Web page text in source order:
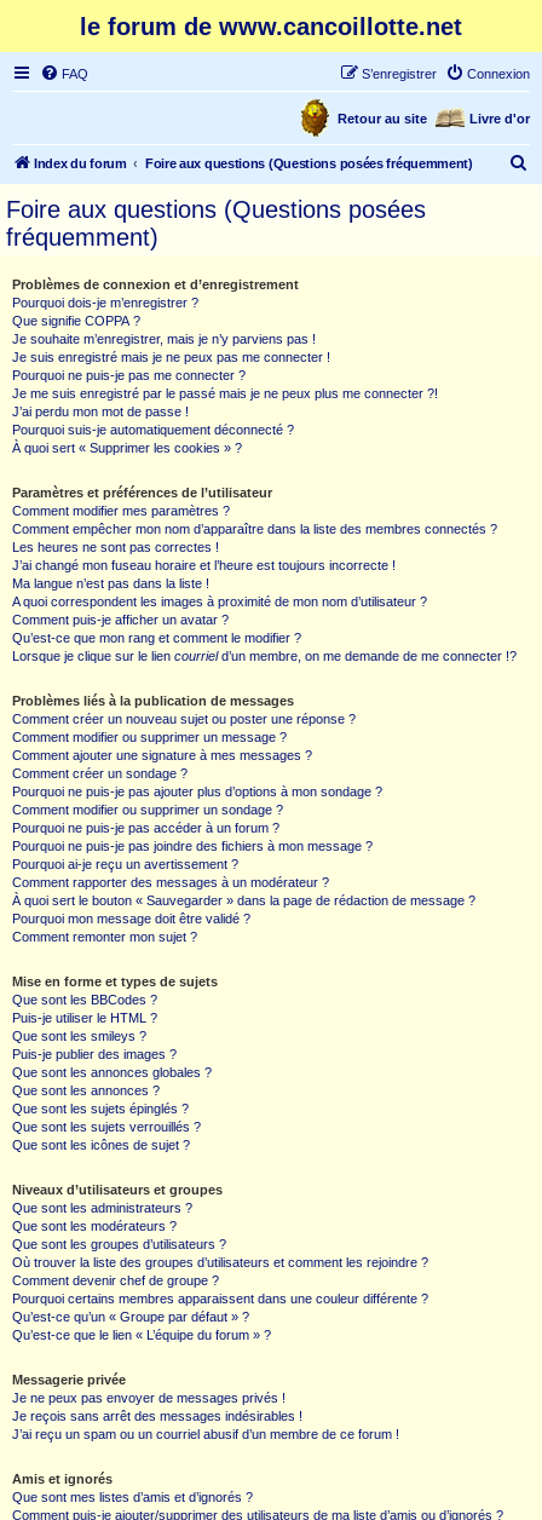
le forum de www.cancoillotte.net
FAQ Connexion
S’enregistrer
Livre d'or
Retour au site
Index du forum Foire aux questions (Questions posées fréquemment)
Foire aux questions (Questions posées
fréquemment)
Problèmes de connexion et d’enregistrement
Pourquoi dois-je m’enregistrer ?
Que signifie COPPA ?
Je souhaite m’enregistrer, mais je n’y parviens pas !
Je suis enregistré mais je ne peux pas me connecter !
Pourquoi ne puis-je pas me connecter ?
Je me suis enregistré par le passé mais je ne peux plus me connecter ?!
J’ai perdu mon mot de passe !
Pourquoi suis-je automatiquement déconnecté ?
À quoi sert « Supprimer les cookies » ?
Paramètres et préférences de l’utilisateur
Comment modifier mes paramètres ?
Comment empêcher mon nom d’apparaître dans la liste des membres connectés ?
Les heures ne sont pas correctes !
J’ai changé mon fuseau horaire et l’heure est toujours incorrecte !
Ma langue n’est pas dans la liste !
A quoi correspondent les images à proximité de mon nom d’utilisateur ?
Comment puis-je afficher un avatar ?
Qu’est-ce que mon rang et comment le modifier ?
Lorsque je clique sur le lien courrield’un membre, on me demande de me connecter !?
Problèmes liés à la publication de messages
Comment créer un nouveau sujet ou poster une réponse ?
Comment modifier ou supprimer un message ?
Comment ajouter une signature à mes messages ?
Comment créer un sondage ?
Pourquoi ne puis-je pas ajouter plus d’options à mon sondage ?
Comment modifier ou supprimer un sondage ?
Pourquoi ne puis-je pas accéder à un forum ?
Pourquoi ne puis-je pas joindre des fichiers à mon message ?
Pourquoi ai-je reçu un avertissement ?
Comment rapporter des messages à un modérateur ?
À quoi sert le bouton « Sauvegarder » dans la page de rédaction de message ?
Pourquoi mon message doit être validé ?
Comment remonter mon sujet ?
Mise en forme et types de sujets
Que sont les BBCodes ?
Puis-je utiliser le HTML ?
Que sont les smileys ?
Puis-je publier des images ?
Que sont les annonces globales ?
Que sont les annonces ?
Que sont les sujets épinglés ?
Que sont les sujets verrouillés ?
Que sont les icônes de sujet ?
Niveaux d’utilisateurs et groupes
Que sont les administrateurs ?
Que sont les modérateurs ?
Que sont les groupes d’utilisateurs ?
Où trouver la liste des groupes d’utilisateurs et comment les rejoindre ?
Comment devenir chef de groupe ?
Pourquoi certains membres apparaissent dans une couleur différente ?
Qu’est-ce qu’un « Groupe par défaut » ?
Qu’est-ce que le lien « L’équipe du forum » ?
Messagerie privée
Je ne peux pas envoyer de messages privés !
Je reçois sans arrêt des messages indésirables !
J’ai reçu un spam ou un courriel abusif d’un membre de ce forum !
Amis et ignorés
Que sont mes listes d’amis et d’ignorés ?
Comment puis-je ajouter/supprimer des utilisateurs de ma liste d’amis ou d’ignorés ?